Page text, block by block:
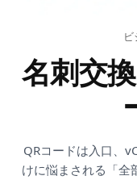
名刺交
QRコードは入口、
けに悩まされる「全